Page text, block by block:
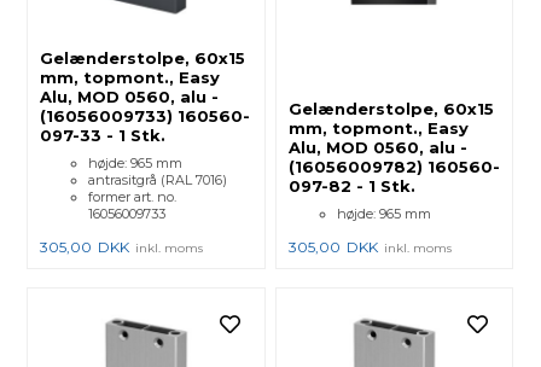
Gelænderstolpe, 60x15
mm, topmont., Easy
Alu, MOD 0560, alu -
(16056009733) 160560-
097-33 - 1 Stk.
højde: 965 mm
antrasitgrå (RAL 7016)
former art. no.
16056009733
305,00 DKK inkl. moms
Gelænderstolpe, 60x15
mm, topmont., Easy
Alu, MOD 0560, alu -
(16056009782) 160560-
097-82 - 1 Stk.
højde: 965 mm
305,00 DKK inkl. moms